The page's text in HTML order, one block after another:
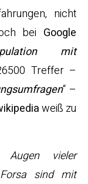
nicht
bei Google
mit
Treffer –
“ –
weiß zu
vieler
sind mit